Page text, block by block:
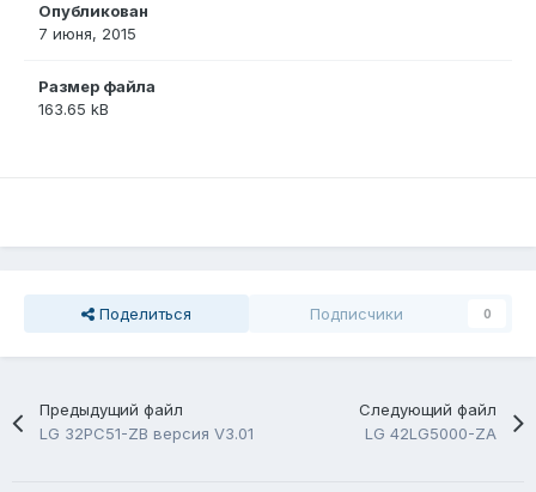
Опубликован
7 июня, 2015
Размер файла
163.65 kB
Поделиться Подписчики 0
Предыдущий файл
LG 32PC51-ZB версия V3.01
Следующий файл
LG 42LG5000-ZA